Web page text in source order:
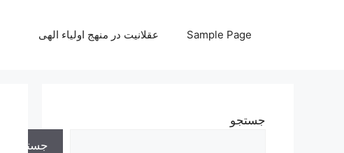
Sample Page عقلانیت در منهج اولیاء الهی
جستجو
جستجو